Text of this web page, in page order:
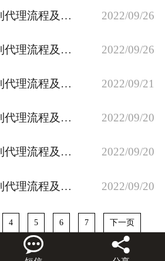
一文看懂 广州专利代理流程及费用，专利资助补贴政策 2022/09/26
一文看懂 深圳专利代理流程及费用，专利资助补贴政策 2022/09/26
一文看懂 杭州专利代理流程及费用，专利资助补贴政策 2022/09/21
一文看懂 天津专利代理流程及费用，专利资助补贴政策 2022/09/20
一文看懂 青岛专利代理流程及费用，专利资助补贴政策 2022/09/20
一文看懂 郑州专利代理流程及费用，专利资助补贴政策 2022/09/20
4 5 6 7 下一页
 